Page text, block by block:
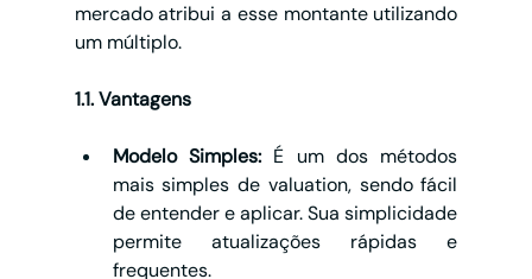
mercado atribui a esse montante utilizando
um múltiplo.
1.1. Vantagens
Modelo Simples: É um dos métodos
mais simples de valuation, sendo fácil
de entender e aplicar. Sua simplicidade
permite atualizações rápidas e
frequentes.